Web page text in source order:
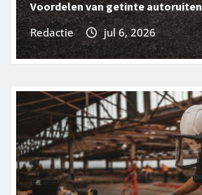
OVERIGE
Voordelen van getinte autoruiten
Redactie
jul 6, 2026